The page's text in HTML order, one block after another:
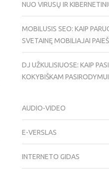
NUO VIRUSŲ IR
MOBILUSIS SEO: KAIP
SVETAINĘ MOBILIAJAI
DJ UŽKULISIUOSE: KAIP
KOKYBIŠKAM PASIRODYMUI
AUDIO-VIDEO
E-VERSLAS
INTERNETO GIDAS